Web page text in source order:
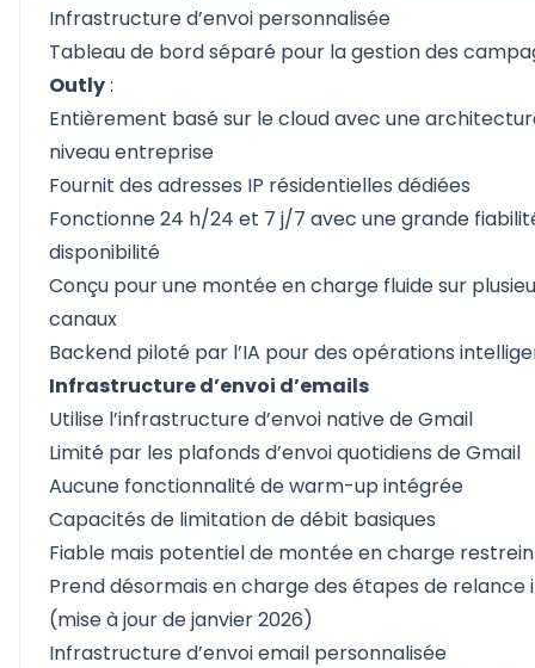
Infrastructure d’envoi personnalisée
Tableau de bord séparé pour la gestion des
Outly:
Entièrement basé sur le cloud avec une
niveau entreprise
Fournit des adresses IP résidentielles dédiées
Fonctionne 24 h/24 et 7 j/7 avec une grande
disponibilité
Conçu pour une montée en charge fluide sur
canaux
Backend piloté par l’IA pour des opérations
Infrastructure d’envoi d’emails
Utilise l’infrastructure d’envoi native de Gmail
Limité par les plafonds d’envoi quotidiens de Gmail
Aucune fonctionnalité de warm-up intégrée
Capacités de limitation de débit basiques
Fiable mais potentiel de montée en charge
Prend désormais en charge des étapes de relance
(mise à jour de janvier 2026)
Infrastructure d’envoi email personnalisée